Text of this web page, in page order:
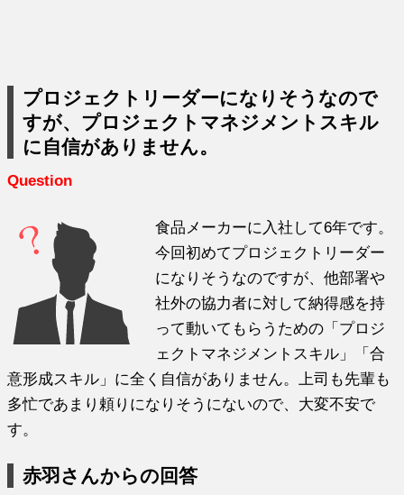
プロジェクトリーダーになりそうなので
すが、プロジェクトマネジメントスキル
に自信がありません。
Question
食品メーカーに入社して6年です。
今回初めてプロジェクトリーダー
になりそうなのですが、他部署や
社外の協力者に対して納得感を持
って動いてもらうための「プロジ
ェクトマネジメントスキル」「合
意形成スキル」に全く自信がありません。上司も先輩も
多忙であまり頼りになりそうにないので、大変不安で
す。
赤羽さんからの回答